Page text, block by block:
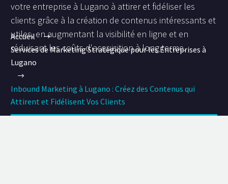
votre entreprise à Lugano à attirer et fidéliser les
clients grâce à la création de contenus intéressants et
utiles, en augmentant la visibilité en ligne et en
réduisant les coûts d'acquisition à long terme.
Accueil
Services de Marketing Stratégique pour les Entreprises à
Lugano
Inbound Marketing à Lugano : Créez des Contenus qui
Attirent et Fidélisent Vos Clients